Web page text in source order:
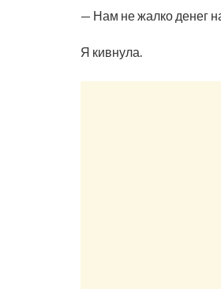
— Нам не жалко денег
Я кивнула.